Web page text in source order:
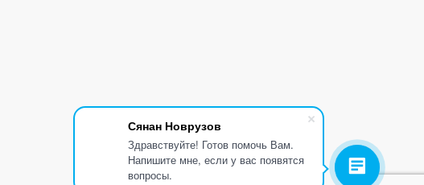
Сянан Новрузов
Здравствуйте! Готов помочь Вам.
Напишите мне, если у вас появятся
вопросы.